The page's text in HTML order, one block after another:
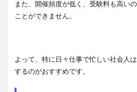
また、開催頻度が低く、受験料も高い
ことができません。
よって、特に日々仕事で忙しい社会人
するのがおすすめです。